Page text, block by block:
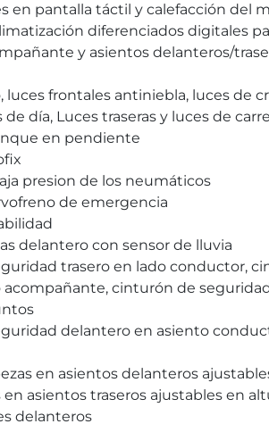
en pantalla táctil y calefacción del
diferenciados digitales
y asientos delanteros/
luces frontales antiniebla, luces de
de día, Luces traseras y luces de
en pendiente
presion de los neumáticos
de emergencia
delantero con sensor de lluvia
trasero en lado conductor,
acompañante, cinturón de
delantero en asiento
en asientos delanteros
en asientos traseros ajustables en
delanteros